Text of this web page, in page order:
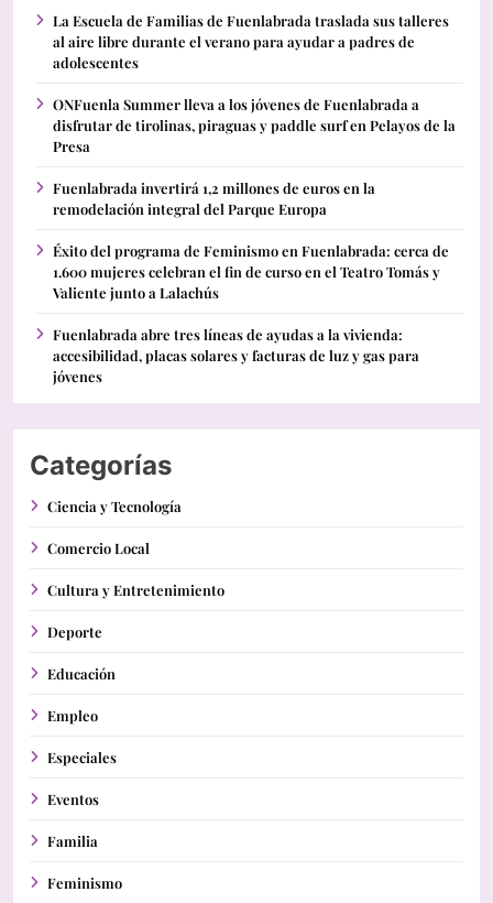
La Escuela de Familias de Fuenlabrada traslada sus talleres
al aire libre durante el verano para ayudar a padres de
adolescentes
ONFuenla Summer lleva a los jóvenes de Fuenlabrada a
disfrutar de tirolinas, piraguas y paddle surf en Pelayos de la
Presa
Fuenlabrada invertirá 1,2 millones de euros en la
remodelación integral del Parque Europa
Éxito del programa de Feminismo en Fuenlabrada: cerca de
1.600 mujeres celebran el fin de curso en el Teatro Tomás y
Valiente junto a Lalachús
Fuenlabrada abre tres líneas de ayudas a la vivienda:
accesibilidad, placas solares y facturas de luz y gas para
jóvenes
Categorías
Ciencia y Tecnología
Comercio Local
Cultura y Entretenimiento
Deporte
Educación
Empleo
Especiales
Eventos
Familia
Feminismo